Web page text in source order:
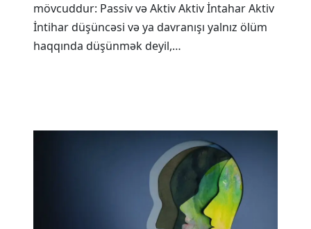
mövcuddur: Passiv və Aktiv Aktiv İntahar Aktiv
İntihar düşüncəsi və ya davranışı yalnız ölüm
haqqında düşünmək deyil,…